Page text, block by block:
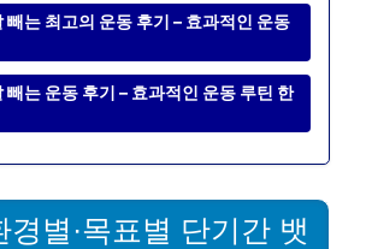
빼는 최고의 운동 후기 – 효과적인 운동
빼는 운동 후기 – 효과적인 운동 루틴 한
경별·목표별 단기간 뱃